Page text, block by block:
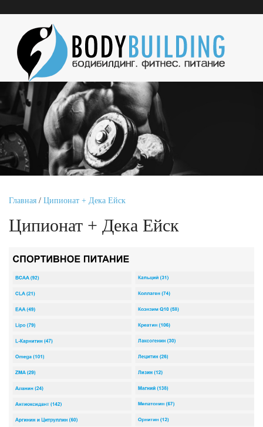
Главная / Ципионат + Дека Ейск
Ципионат + Дека Ейск